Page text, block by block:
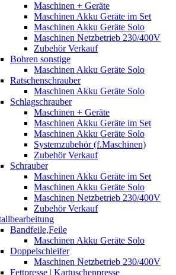
Maschinen + Geräte
Maschinen Akku Geräte im Set
Maschinen Akku Geräte Solo
Maschinen Netzbetrieb 230/400V
Zubehör Verkauf
Bohren sonstige
Maschinen Akku Geräte Solo
Ratschenschrauber
Maschinen Akku Geräte Solo
Schlagschrauber
Maschinen + Geräte
Maschinen Akku Geräte im Set
Maschinen Akku Geräte Solo
Systemzubehör (f.Maschinen)
Zubehör Verkauf
Schrauber
Maschinen Akku Geräte im Set
Maschinen Akku Geräte Solo
Maschinen Netzbetrieb 230/400V
Zubehör Verkauf
Bandfeile,Feile
Maschinen Akku Geräte Solo
Doppelschleifer
Maschinen Netzbetrieb 230/400V
Fettpresse | Kartuschenpresse